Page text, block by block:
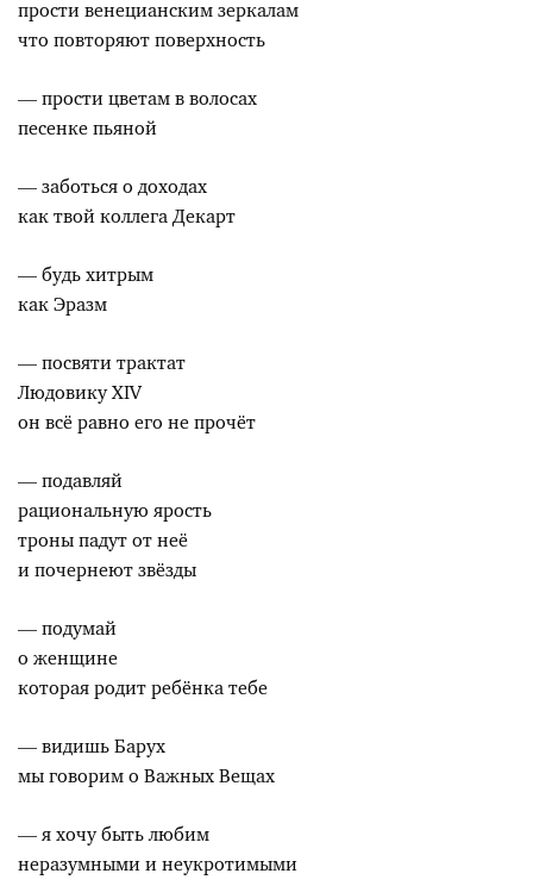
прости венецианским зеркалам
что повторяют поверхность
— прости цветам в волосах
песенке пьяной
— заботься о доходах
как твой коллега Декарт
— будь хитрым
как Эразм
— посвяти трактат
Людовику XIV
он всё равно его не прочёт
— подавляй
рациональную ярость
троны падут от неё
и почернеют звёзды
— подумай
о женщине
которая родит ребёнка тебе
— видишь Барух
мы говорим о Важных Вещах
— я хочу быть любим
неразумными и неукротимыми